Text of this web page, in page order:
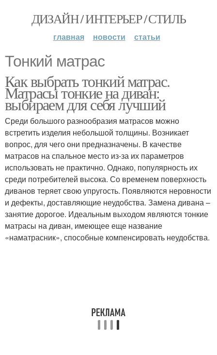
ДИЗАЙН / ИНТЕРЬЕР / СТИЛЬ
главная новости статьи
Тонкий матрас
Как выбрать тонкий матрас.
Матрасы тонкие на диван:
выбираем для себя лучший
Среди большого разнообразия матрасов можно
встретить изделия небольшой толщины. Возникает
вопрос, для чего они предназначены. В качестве
матрасов на спальное место из-за их параметров
использовать не практично. Однако, популярность их
среди потребителей высока. Со временем поверхность
диванов теряет свою упругость. Появляются неровности
и дефекты, доставляющие неудобства. Замена дивана –
занятие дорогое. Идеальным выходом являются тонкие
матрасы на диван, имеющее еще название
«наматрасник», способные компенсировать неудобства.